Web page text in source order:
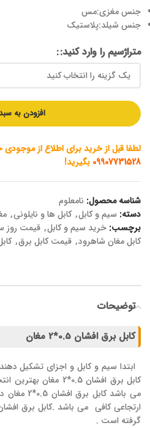
جنس مغزی:مس
جنس شیلد:پلاستیک
متراژسیم را وارد کنید:
افزودن به
لطفا قبل از خرید برای اطلاع از موجودی
09907731528 بگیرید!
شناسه محصول: نامعلوم
دسته: سیم و کابل, کابل ها و نایلونی,
برچسب: خرید سیم و کابل, قیمت روز
کابل مغان شاهرود, قیمت کابل برق,
توضیحات
کابل برق افشان 0.5*2 مغان
ابتدا سیم و کابل و اجزای تشکیل
کابل برق افشان 0.5*2
می باشد
گرفته است .